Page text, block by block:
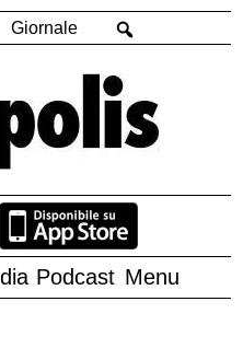
Giornale
Podcast Menu